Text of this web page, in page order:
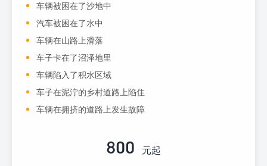
车辆被困在了沙地中
汽车被困在了水中
车辆在山路上滑落
车子卡在了沼泽地里
车辆陷入了积水区域
车子在泥泞的乡村道路上陷住
车辆在拥挤的道路上发生故障
800 元起